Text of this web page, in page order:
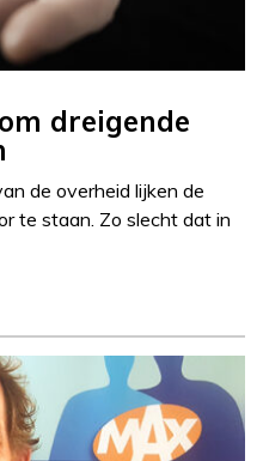
dreigende
de overheid lijken de
te staan. Zo slecht dat in